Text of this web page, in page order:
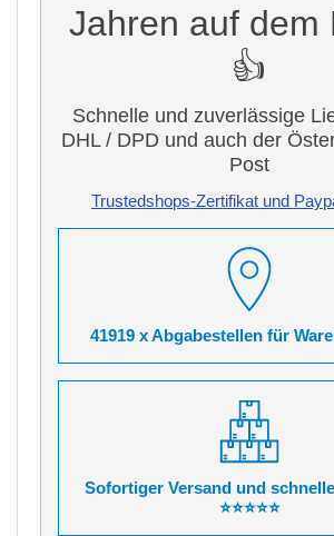
Jahren auf dem
👍
Schnelle und zuverlässige
DHL / DPD und auch der
Post
Trustedshops-Zertifikat und
41919 x Abgabestellen für Waren
Sofortiger Versand und
⭐⭐⭐⭐⭐